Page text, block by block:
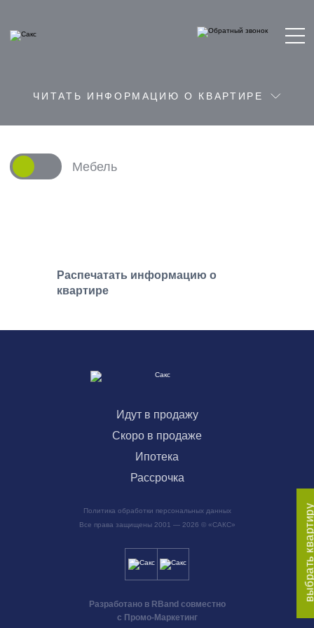
выбрать
ЧИТАТЬ ИНФОРМАЦИЮ О КВАРТИРЕ
Мебель
Распечатать информацию о
квартире
Идут в продажу
Скоро в продаже
Ипотека
Рассрочка
Все права защищены 2001 — 2026 © «САКС»
Политика обработки персональных данных
Разработано в RBand совместно
с Промо-Маркетинг